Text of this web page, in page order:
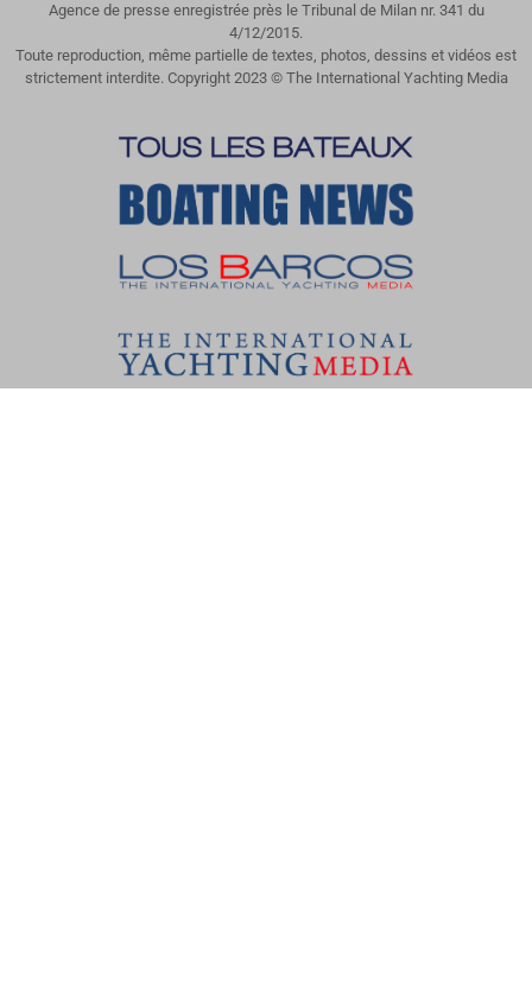
Agence de presse enregistrée près le Tribunal de Milan nr. 341 du
4/12/2015.
Toute reproduction, même partielle de textes, photos, dessins et vidéos est
strictement interdite. Copyright 2023 © The International Yachting Media